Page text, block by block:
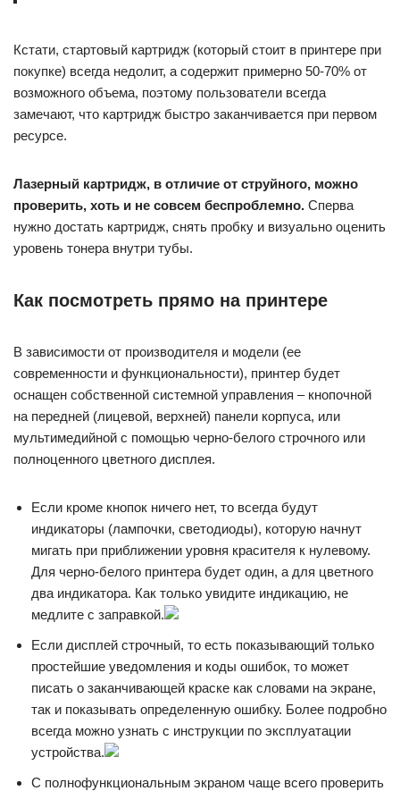
Кстати, стартовый картридж (который стоит в принтере при
покупке) всегда недолит, а содержит примерно 50-70% от
возможного объема, поэтому пользователи всегда
замечают, что картридж быстро заканчивается при первом
ресурсе.
Лазерный картридж, в отличие от струйного, можно
проверить, хоть и не совсем беспроблемно. Сперва
нужно достать картридж, снять пробку и визуально оценить
уровень тонера внутри тубы.
Как посмотреть прямо на принтере
В зависимости от производителя и модели (ее
современности и функциональности), принтер будет
оснащен собственной системной управления – кнопочной
на передней (лицевой, верхней) панели корпуса, или
мультимедийной с помощью черно-белого строчного или
полноценного цветного дисплея.
Если кроме кнопок ничего нет, то всегда будут
индикаторы (лампочки, светодиоды), которую начнут
мигать при приближении уровня красителя к нулевому.
Для черно-белого принтера будет один, а для цветного
два индикатора. Как только увидите индикацию, не
медлите с заправкой.
Если дисплей строчный, то есть показывающий только
простейшие уведомления и коды ошибок, то может
писать о заканчивающей краске как словами на экране,
так и показывать определенную ошибку. Более подробно
всегда можно узнать с инструкции по эксплуатации
устройства.
С полнофункциональным экраном чаще всего проверить